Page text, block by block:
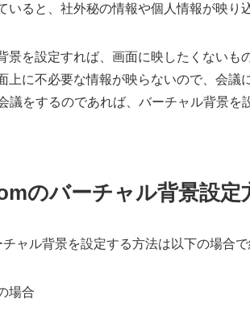
いると、社外秘の情報や個人情報が映り
景を設定すれば、画面に映したくないも
上に不必要な情報が映らないので、会議
議をするのであれば、バーチャル背景を
のバーチャル背景設定
ャル背景を設定する方法は以下の場合で
場合